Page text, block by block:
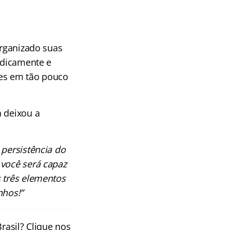
suas
e
em tão pouco
deixou a
do
será capaz
três elementos
Clique nos